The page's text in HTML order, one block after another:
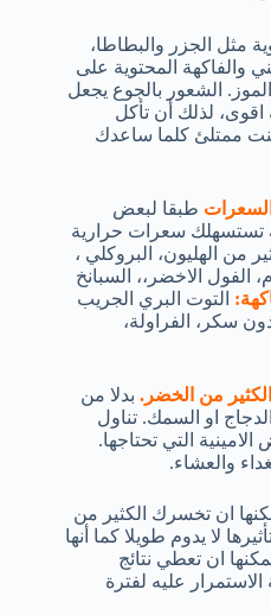
مثل الجزر والبطاطا،
والفاكهة المحتوية على
الشعور بالجوع يجعل
اقوى، لذلك أن تأكل
ممتلئ كلما ساعدك
السعرات طبقا لبعض
تستسهلك سعرات حرارية
من الهليون، البروكلي ،
الفول الاخضر،، السبانخ
التوت البري الجريب
سكر، الفراولة،
من الخضر. بدلا من
او السمك. تناول
التي تحتاجها.
والعشاء.
ان تخسرك الكثير من
لا يدوم طويلا كما أنها
ان تعطي نتائج
عليه لفترة